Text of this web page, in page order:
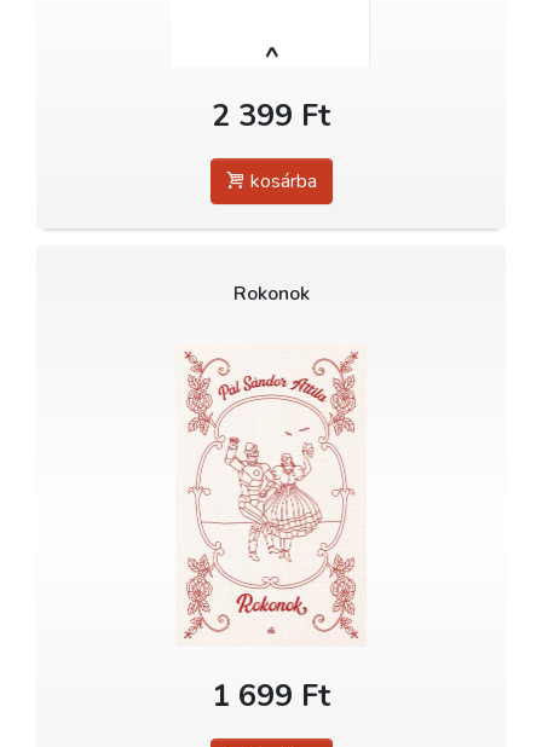
2 399 Ft
kosárba
Rokonok
1 699 Ft